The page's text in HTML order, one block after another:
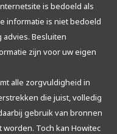
is bedoeld als
informatie is niet bedoeld
advies. Besluiten
zijn voor uw eigen
alle zorgvuldigheid in
die juist, volledig
gebruik van bronnen
Toch kan Howitec